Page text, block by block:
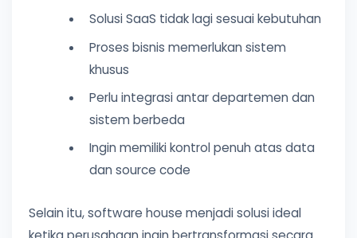
Solusi SaaS tidak lagi sesuai kebutuhan
Proses bisnis memerlukan sistem
khusus
Perlu integrasi antar departemen dan
sistem berbeda
Ingin memiliki kontrol penuh atas data
dan source code
Selain itu, software house menjadi solusi ideal